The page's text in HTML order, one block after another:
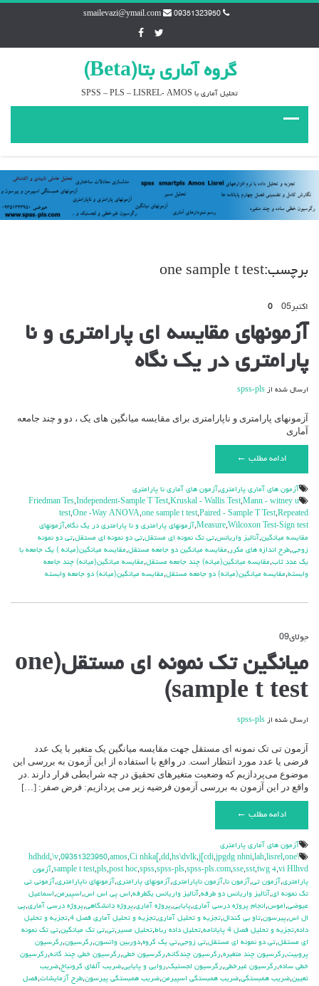
09351323950
smailevazi@ymail.com
گروه آماري بتا(Beta)
تحليل آماري با SPSS – PLS – LISREL- AMOS
برچسب:one sample t test
اکتبر05
0
آزمونهای مقایسه ای پارامتری و نا
پارامتری در یک نگاه
ارسال شده از spss-pls
آزمونهای پارامتری و ناپارامتری برای مقایسه میانگین های یک ، دو و چند جامعه
آماری
ادامه مطلب ←
آزمون هاي آماري پارامتري,آزمون هاي آماري نا پارامتري
Friedman Tes,Independent-Sample T Test,Kruskal - Wallis Test,Mann - witney u
test,One -Way ANOVA,one sample t test,Paired - Sample T Test,Repeated
Measure,Wilcoxon Test-Sign test
,آزمونهاي پارامتري و نا پارامتري در يك نگاه,آزمونهاي
مقايسه ميانگين,آنالیز واریانس,تی تک نمونه ای مستقل,تی دو نمونه ای مستقل,تی دو نمونه
زوجی,طرح اندازه های مکرر ,مقایسه میانگین دو جامعه مستقل,مقایسه میانگین(میانه ) یک جامعه با
یک عدد ثاب,مقایسه میانگین(میانه) چند جامعه مستقل,مقایسه میانگین(میانه) چند جامعه
وابسته,مقایسه میانگین(میانه) دو جامعه مستقل,مقایسه میانگین(میانه) دو جامعه وابسته
جولای09
میانگین
تک
نمونه
sample
test)
میانگین تک نمونه ای مستقل(one
sample t test)
ارسال شده از spss-pls
آزمون تی تک نمونه ای مستقل جهت مقایسه میانگین یک متغیر با یک عدد
فرضی یا عدد مورد انتظار است. در واقع با استفاده از این آزمون به بررسی این
موضوع می‌پردازیم که وضعیت متغیرهای تحقیق در چه شرایطی قرار دارند .در
واقع در این آزمون به بررسی آزمون فرضیه زیر می پردازیم: فرض صفر: […]
ادامه مطلب ←
آزمون هاي آماري پارامتري
\hdhdd
,\v,09351323950,amos,Ci nhka[ ,dd,hs\dvlk,j[cdi,jpgdg nhni,lah,lisrel,one
sample t test,pls,post hoc,spss,spss-pls,spss-pls.com,sse,sst,twg 4,vi Hlhvd
,آزمون
پارامتری,آزمون تی,آزمون نا,آزمون ناپارامتری,آزمونهای پارامتری,آزمونهای ناپارامتری,آزمونی تی
تک نمونه ای,آنالیز واریانس دو طرفه,آنالیز واریانس یکطرفه,اس پی اس اس,اسپیرمن,اسماعیل
عیوضی,اموس,انجام پروژه درسی آماری,پایایی,پروژه آماری,پروژه دانشگاهی,پروژه درسی آماری,پی
ال اس,پیرسون,تاو بی کندال,تجزیه و تحلیل آماری,تجزیه و تحلیل آماری فصل 4 ,تجزیه و تحلیل
داده,تجزیه و تحلیل فصل 4 پایانامه ,تحلیل داده رباط,تحلیل مسیر ,تی,تی تک میانگین,تی تک نمونه
ای مستقل,تی دو نمونه ای مستقل,تی زوجی,تی یک گروه,دوربین واتسون,رگرسیون,رگرسیون
پروبیت,رگرسیون چند متغیره,رگرسیون چندگانه,رگرسیون خطی,رگرسیون خطی چند گانه,رگرسیون
خطی ساده,رگرسیون غیرخطی,رگرسیون لجستیک,روایی و پایایی,ضریب آلفای کرونباخ,ضریب
تعیین,ضریب همبستگی,ضریب همبستگی اسپیرمن,ضریب همبستگی پیرسون,طرح آزمایشات,فصل